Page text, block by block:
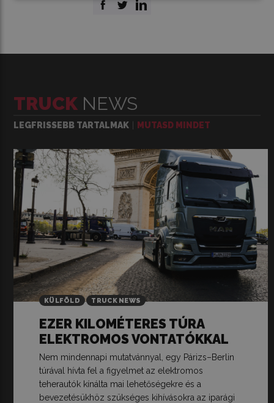
TRUCK NEWS
LEGFRISSEBB TARTALMAK MUTASD MINDET
KÜLFÖLD TRUCK NEWS
EZER KILOMÉTERES TÚRA
ELEKTROMOS VONTATÓKKAL
Nem mindennapi mutatvánnyal, egy Párizs–Berlin
túrával hívta fel a figyelmet az elektromos
teherautók kínálta mai lehetőségekre és a
bevezetésükhöz szükséges kihívásokra az iparági